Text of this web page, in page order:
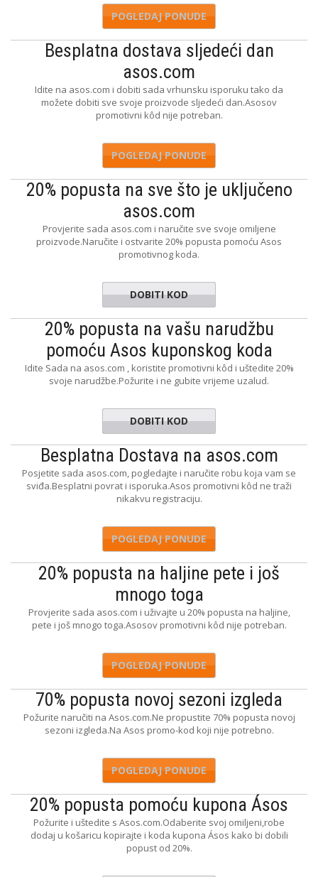
POGLEDAJ PONUDE
Besplatna dostava sljedeći dan
asos.com
Idite na asos.com i dobiti sada vrhunsku isporuku tako da
možete dobiti sve svoje proizvode sljedeći dan.Asosov
promotivni kôd nije potreban.
POGLEDAJ PONUDE
20% popusta na sve što je uključeno
asos.com
Provjerite sada asos.com i naručite sve svoje omiljene
proizvode.Naručite i ostvarite 20% popusta pomoću Asos
promotivnog koda.
YAY20
DOBITI KOD
20% popusta na vašu narudžbu
pomoću Asos kuponskog koda
Idite Sada na asos.com , koristite promotivni kôd i uštedite 20%
svoje narudžbe.Požurite i ne gubite vrijeme uzalud.
20PLS
DOBITI KOD
Besplatna Dostava na asos.com
Posjetite sada asos.com, pogledajte i naručite robu koja vam se
sviđa.Besplatni povrat i isporuka.Asos promotivni kôd ne traži
nikakvu registraciju.
POGLEDAJ PONUDE
20% popusta na haljine pete i još
mnogo toga
Provjerite sada asos.com i uživajte u 20% popusta na haljine,
pete i još mnogo toga.Asosov promotivni kôd nije potreban.
POGLEDAJ PONUDE
70% popusta novoj sezoni izgleda
Požurite naručiti na Asos.com.Ne propustite 70% popusta novoj
sezoni izgleda.Na Asos promo-kod koji nije potrebno.
POGLEDAJ PONUDE
20% popusta pomoću kupona Ásos
Požurite i uštedite s Asos.com.Odaberite svoj omiljeni,robe
dodaj u košaricu kopirajte i koda kupona Ásos kako bi dobili
popust od 20%.